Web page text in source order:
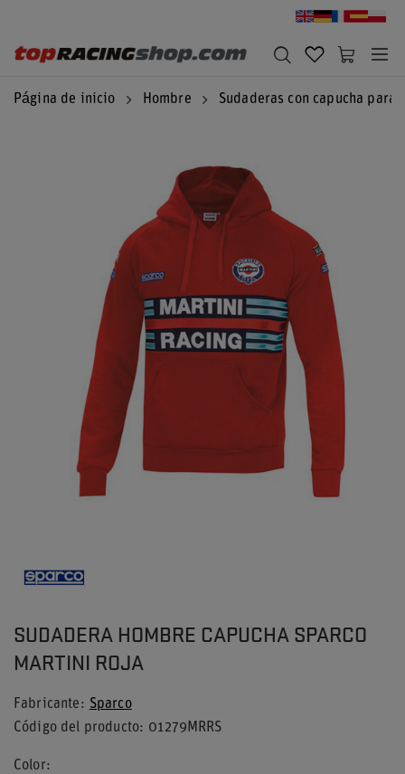
Página de inicio Hombre Sudaderas con capucha para
SUDADERA HOMBRE CAPUCHA SPARCO
MARTINI ROJA
Fabricante
Sparco
Código del producto
01279MRRS
Color